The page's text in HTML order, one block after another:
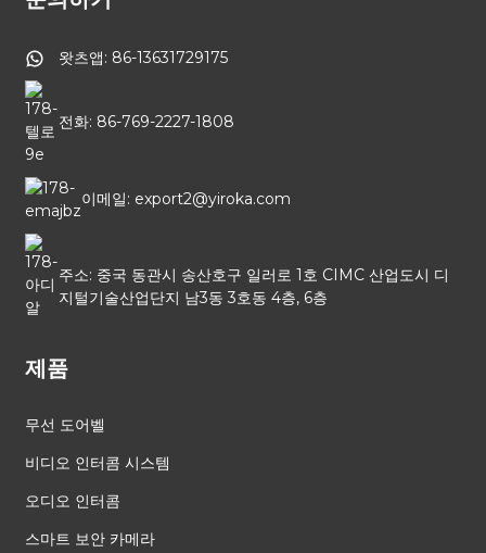
왓츠앱: 86-13631729175
전화: 86-769-2227-1808
이메일: export2@yiroka.com
주소: 중국 동관시 송산호구 일러로 1호 CIMC 산업도시 디
지털기술산업단지 남3동 3호동 4층, 6층
제품
무선 도어벨
비디오 인터콤 시스템
오디오 인터콤
스마트 보안 카메라